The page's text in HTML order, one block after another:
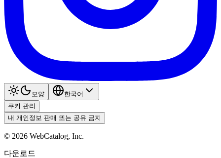
모양
한국어
쿠키 관리
내 개인정보 판매 또는 공유 금지
© 2026 WebCatalog, Inc.
다운로드